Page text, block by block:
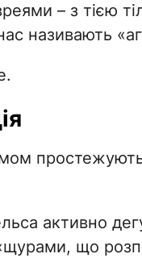
– з тією
називають
активно
що